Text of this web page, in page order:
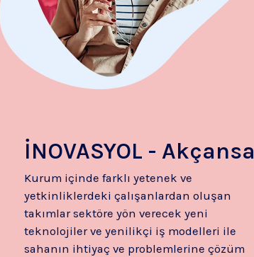
İNOVASYOL - Akçansa
Kurum içinde farklı yetenek ve
yetkinliklerdeki çalışanlardan oluşan
takımlar sektöre yön verecek yeni
teknolojiler ve yenilikçi iş modelleri ile
sahanın ihtiyaç ve problemlerine çözüm